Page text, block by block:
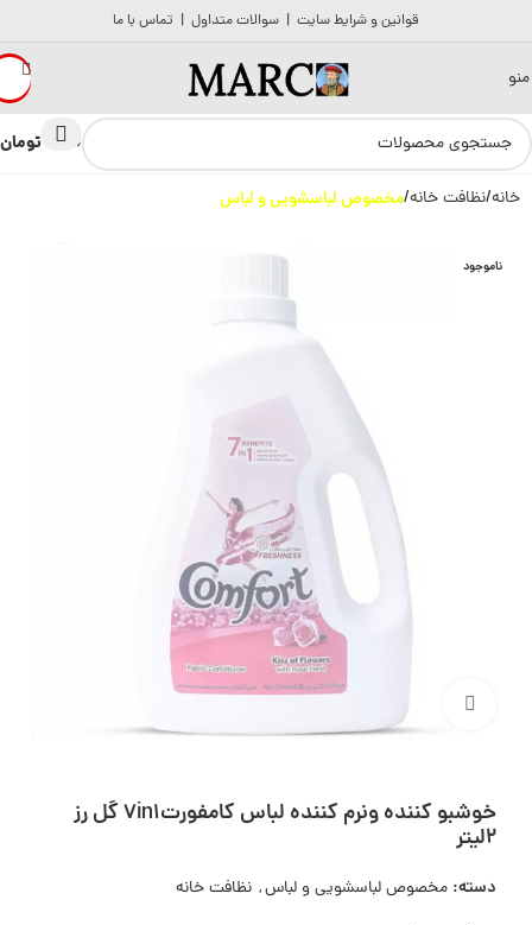
قوانین و شرایط سایت | سوالات متداول | تماس با ما
منو
0 تومان
خانه نظافت خانه مخصوص لباسشویی و لباس
ناموجود
خوشبو کننده ونرم کننده لباس کامفورت7in1 گل رز
2لیتر
دسته: مخصوص لباسشویی و لباس, نظافت خانه